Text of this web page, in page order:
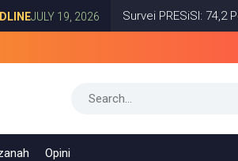
19, 2026 Survei PRESiSI: 74,2 Persen
Opini